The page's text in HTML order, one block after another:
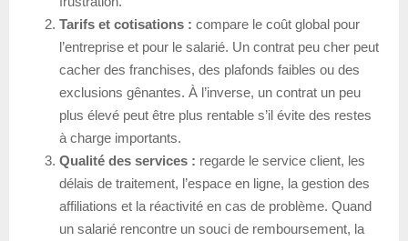
Tarifs et cotisations : compare le coût global pour
l’entreprise et pour le salarié. Un contrat peu cher peut
cacher des franchises, des plafonds faibles ou des
exclusions gênantes. À l’inverse, un contrat un peu
plus élevé peut être plus rentable s’il évite des restes
à charge importants.
Qualité des services : regarde le service client, les
délais de traitement, l’espace en ligne, la gestion des
affiliations et la réactivité en cas de problème. Quand
un salarié rencontre un souci de remboursement, la